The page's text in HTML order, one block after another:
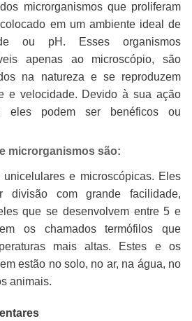
dos microrganismos que proliferam
em um ambiente ideal de
ou pH.
Esses organismos
apenas ao microscópio, são
na natureza e se reproduzem
e velocidade. Devido à sua ação
eles podem ser benéficos ou
microrganismos são:
unicelulares e microscópicas. Eles
divisão com grande facilidade,
que se desenvolvem entre 5 e
os chamados termófilos que
mais altas. Estes e os
estão no solo, no ar, na água, no
animais.